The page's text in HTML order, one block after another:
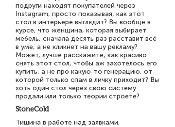
подруги находят покупателей через
Instagram, просто показывая, как этот
стол в интерьере выглядит? Вы вообще в
курсе, что женщина, которая выбирает
мебель, сначала десять раз расставит всё
в уме, а не кликнет на вашу рекламу?
Может, лучше расскажите, как красиво
снять этот стол, чтобы аж захотелось его
купить, а не про какую-то генерацию, от
которой только спам в личку приходит? Вы
хоть один стол через свою систему
продали или только теории строете?
StoneCold
Тишина в работе над заявками.